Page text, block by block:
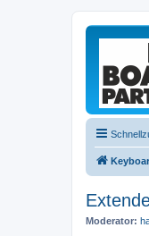
Moderator: